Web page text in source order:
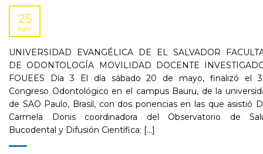
25
MAY
UNIVERSIDAD EVANGÉLICA DE EL SALVADOR
DE ODONTOLOGÍA MOVILIDAD DOCENTE
FOUEES Día 3 El día sábado 20 de mayo, finalizó el
Congreso Odontológico en el campus Bauru, de la
de SAO Paulo, Brasil, con dos ponencias en las que asistió
Carmela Donis coordinadora del Observatorio de
Bucodental y Difusión Científica: [...]